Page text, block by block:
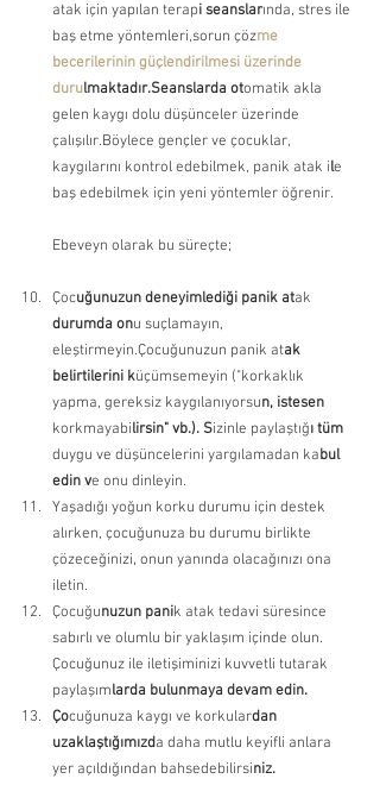
atak için yapılan terapi seanslarında, stres ile
baş etme yöntemleri,sorun çözme
becerilerinin güçlendirilmesi üzerinde
durulmaktadır.Seanslarda otomatik akla
gelen kaygı dolu düşünceler üzerinde
çalışılır.Böylece gençler ve çocuklar,
kaygılarını kontrol edebilmek, panik atak ile
baş edebilmek için yeni yöntemler öğrenir.
Ebeveyn olarak bu süreçte;
Çocuğunuzun deneyimlediği panik atak
durumda onu suçlamayın,
eleştirmeyin.Çocuğunuzun panik atak
belirtilerini küçümsemeyin ("korkaklık
yapma, gereksiz kaygılanıyorsun, istesen
korkmayabilirsin" vb.). Sizinle paylaştığı tüm
duygu ve düşüncelerini yargılamadan kabul
edin ve onu dinleyin.
Yaşadığı yoğun korku durumu için destek
alırken, çocuğunuza bu durumu birlikte
çözeceğinizi, onun yanında olacağınızı ona
iletin.
Çocuğunuzun panik atak tedavi süresince
sabırlı ve olumlu bir yaklaşım içinde olun.
Çocuğunuz ile iletişiminizi kuvvetli tutarak
paylaşımlarda bulunmaya devam edin.
Çocuğunuza kaygı ve korkulardan
uzaklaştığımızda daha mutlu keyifli anlara
yer açıldığından bahsedebilirsiniz.